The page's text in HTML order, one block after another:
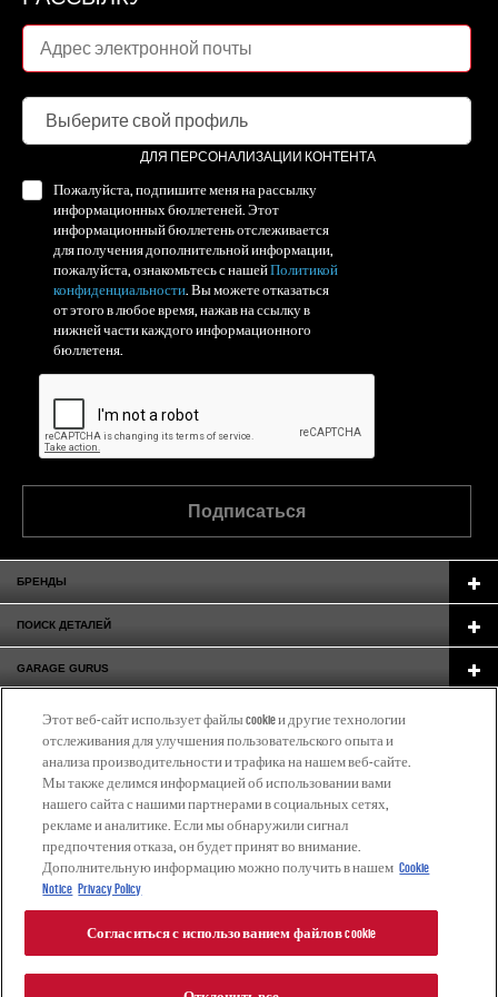
ДЛЯ ПЕРСОНАЛИЗАЦИИ КОНТЕНТА
Пожалуйста, подпишите меня на рассылку
информационных бюллетеней. Этот
информационный бюллетень отслеживается
для получения дополнительной информации,
пожалуйста, ознакомьтесь с нашейПолитикой
конфиденциальности. Вы можете отказаться
от этого в любое время, нажав на ссылку в
нижней части каждого информационного
бюллетеня.
Подписаться
БРЕНДЫ
ПОИСК ДЕТАЛЕЙ
GARAGE GURUS
© 2024 DRiV Automotive Inc. или одна из дочерних компаний в одной и более странах.
Этот веб-сайт использует файлы cookie и другие технологии
отслеживания для улучшения пользовательского опыта и
анализа производительности и трафика на нашем веб-сайте.
Мы также делимся информацией об использовании вами
нашего сайта с нашими партнерами в социальных сетях,
рекламе и аналитике. Если мы обнаружили сигнал
предпочтения отказа, он будет принят во внимание.
Дополнительную информацию можно получить в нашем Cookie
Notice Privacy Policy
Согласиться с использованием файлов cookie